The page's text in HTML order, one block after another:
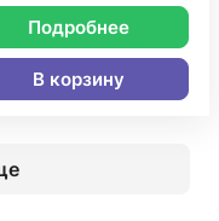
Подробнее
В корзину